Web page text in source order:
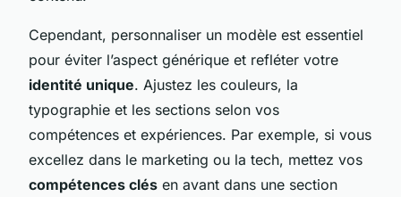
Cependant, personnaliser un modèle est essentiel
pour éviter l’aspect générique et refléter votre
identité unique. Ajustez les couleurs, la
typographie et les sections selon vos
compétences et expériences. Par exemple, si vous
excellez dans le marketing ou la tech, mettez vos
compétences clés en avant dans une section